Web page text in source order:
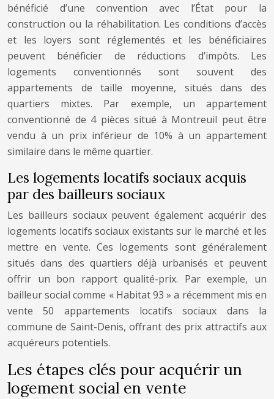
bénéficié d’une convention avec l’État pour la
construction ou la réhabilitation. Les conditions d’accès
et les loyers sont réglementés et les bénéficiaires
peuvent bénéficier de réductions d’impôts. Les
logements conventionnés sont souvent des
appartements de taille moyenne, situés dans des
quartiers mixtes. Par exemple, un appartement
conventionné de 4 pièces situé à Montreuil peut être
vendu à un prix inférieur de 10% à un appartement
similaire dans le même quartier.
Les logements locatifs sociaux acquis
par des bailleurs sociaux
Les bailleurs sociaux peuvent également acquérir des
logements locatifs sociaux existants sur le marché et les
mettre en vente. Ces logements sont généralement
situés dans des quartiers déjà urbanisés et peuvent
offrir un bon rapport qualité-prix. Par exemple, un
bailleur social comme « Habitat 93 » a récemment mis en
vente 50 appartements locatifs sociaux dans la
commune de Saint-Denis, offrant des prix attractifs aux
acquéreurs potentiels.
Les étapes clés pour acquérir un
logement social en vente